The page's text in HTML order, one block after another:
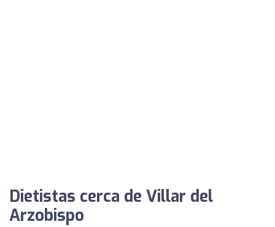
Dietistas cerca de Villar del
Arzobispo